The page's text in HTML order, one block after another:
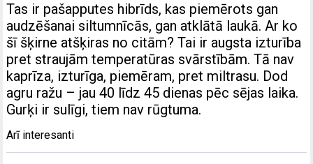
Tas ir pašapputes hibrīds, kas piemērots gan
audzēšanai siltumnīcās, gan atklātā laukā. Ar ko
šī šķirne atšķiras no citām? Tai ir augsta izturība
pret straujām temperatūras svārstībām. Tā nav
kaprīza, izturīga, piemēram, pret miltrasu. Dod
agru ražu – jau 40 līdz 45 dienas pēc sējas laika.
Gurķi ir sulīgi, tiem nav rūgtuma.
Arī interesanti